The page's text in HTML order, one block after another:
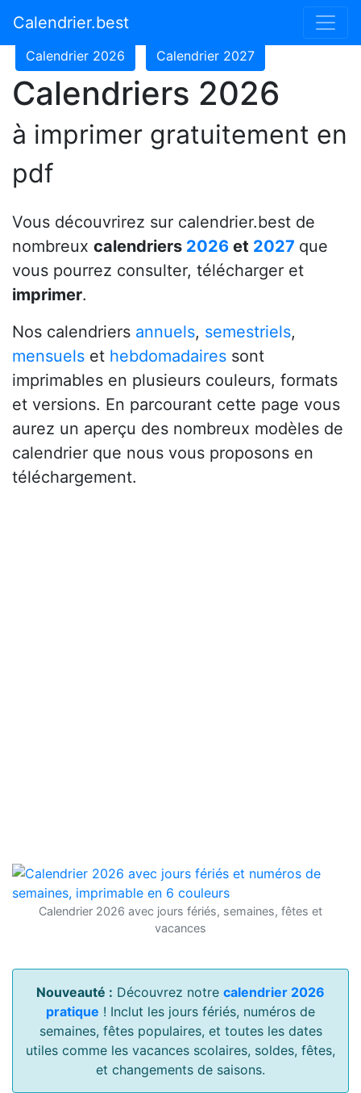
Calendrier.best
Calendrier 2024
Calendrier 2026 Calendrier 2027
Calendriers 2026
à imprimer gratuitement en
pdf
Vous découvrirez sur calendrier.best de
nombreux calendriers 2026 et 2027 que
vous pourrez consulter, télécharger et
imprimer.
Nos calendriers annuels, semestriels,
mensuels et hebdomadaires sont
imprimables en plusieurs couleurs, formats
et versions. En parcourant cette page vous
aurez un aperçu des nombreux modèles de
calendrier que nous vous proposons en
téléchargement.
Calendrier 2026 avec jours fériés, semaines, fêtes et
vacances
Nouveauté : Découvrez notre calendrier 2026
pratique ! Inclut les jours fériés, numéros de
semaines, fêtes populaires, et toutes les dates
utiles comme les vacances scolaires, soldes, fêtes,
et changements de saisons.